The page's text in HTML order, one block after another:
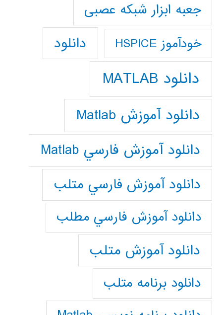
جعبه ابزار شبکه عصبی
خودآموز HSPICE دانلود
دانلود MATLAB
دانلود آموزش Matlab
دانلود آموزش فارسي Matlab
دانلود آموزش فارسي متلب
دانلود آموزش فارسي مطلب
دانلود آموزش متلب
دانلود برنامه متلب